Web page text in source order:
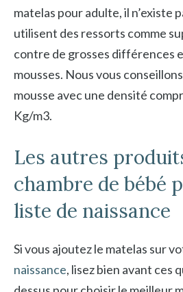
matelas pour adulte, il n’existe
utilisent des ressorts comme
contre de grosses différences
mousses. Nous vous
mousse avec une densité
Kg/m3.
Les autres
chambre de bébé
liste de naissance
Si vous ajoutez le matelas sur
naissance, lisez bien avant ces